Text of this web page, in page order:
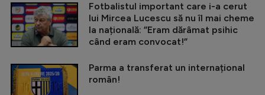
Fotbalistul important care i-a cerut
lui Mircea Lucescu să nu îl mai cheme
la națională: ”Eram dărâmat psihic
când eram convocat!”
Parma a transferat un internațional
român!